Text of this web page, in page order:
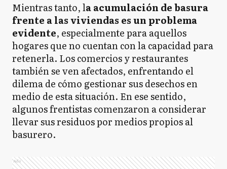
Mientras tanto, la acumulación de basura
frente a las viviendas es un problema
evidente, especialmente para aquellos
hogares que no cuentan con la capacidad para
retenerla. Los comercios y restaurantes
también se ven afectados, enfrentando el
dilema de cómo gestionar sus desechos en
medio de esta situación. En ese sentido,
algunos frentistas comenzaron a considerar
llevar sus residuos por medios propios al
basurero.
Ads